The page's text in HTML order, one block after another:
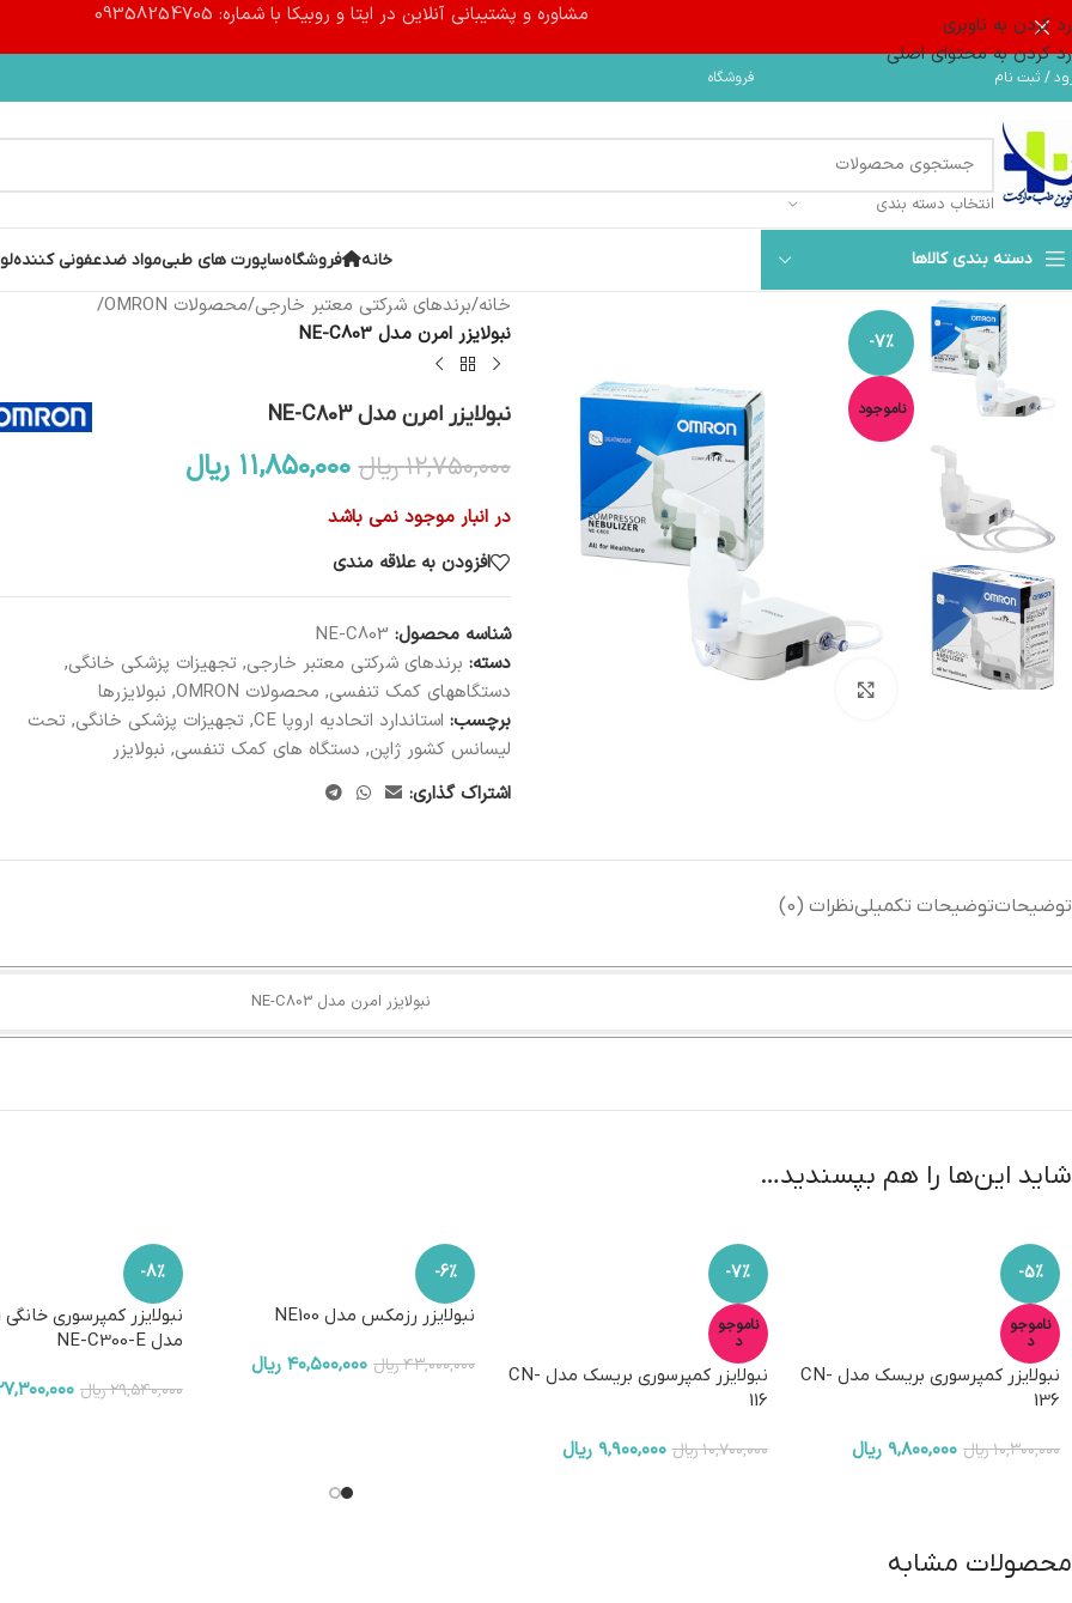
رد کردن به ناوبری
رد کردن به محتوای اصلی
مشاوره و پشتیبانی آنلاین در ایتا و روبیکا با شماره: 09358254705
/ ثبت نام فروشگاه
انتخاب دسته بندی
دسته بندی کالاها خانه فروشگاهساپورت های طبیمواد ضدعفونی کننده
-7%
ناموجود
بزرگنمایی تصویر
خانه/برندهای شرکتی معتبر خارجی/محصولات OMRON
/
نبولایزر امرن مدل NE-C803
نبولایزر امرن مدل NE-C803
۱۲,۷۵۰,۰۰۰ریال ۱۱,۸۵۰,۰۰۰ ریال
در انبار موجود نمی باشد
افزودن به علاقه مندی
شناسه محصول: NE-C803
دسته: برندهای شرکتی معتبر خارجی, تجهیزات پزشکی خانگی,
دستگاههای کمک تنفسی, محصولات OMRON , نبولایزرها
برچسب: استاندارد اتحادیه اروپا CE , تجهیزات پزشکی خانگی, تحت
لیسانس کشور ژاپن, دستگاه های کمک تنفسی, نبولایزر
اشتراک گذاری:
توضیحاتتوضیحات تکمیلینظرات (0)
نبولایزر امرن مدل NE-C803
شاید این‌ها را هم بپسندید…
-5%
ناموجو
د
نبولایزر کمپرسوری بریسک مدل CN-
136
۱۰,۳۰۰,۰۰۰ریال ۹,۸۰۰,۰۰۰ ریال
-7%
ناموجو
د
نبولایزر کمپرسوری بریسک مدل CN-
116
۱۰,۷۰۰,۰۰۰ریال ۹,۹۰۰,۰۰۰ ریال
-6%
نبولایزر رزمکس مدل NE100
۴۳,۰۰۰,۰۰۰ریال ۴۰,۵۰۰,۰۰۰ ریال
-8%
مدل NE-C300-E
۲۹,۵۴۰,۰۰۰ریال
محصولات مشابه